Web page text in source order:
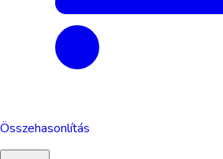
Összehasonlítás